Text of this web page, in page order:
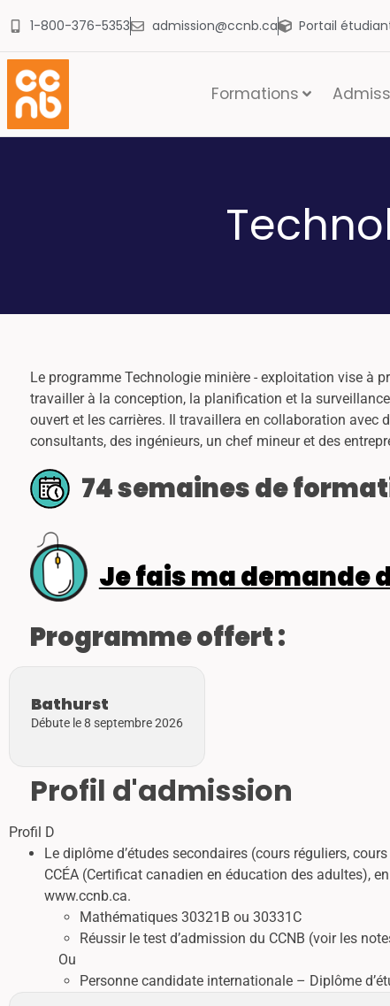
1-800-376-5353 admission@ccnb.ca Portail
Formations
Le programme Technologie minière - exploitation vise à
travailler à la conception, la planification et la
ouvert et les carrières. Il travaillera en collaboration avec
consultants, des ingénieurs, un chef mineur et des
74 semaines de
Je fais ma demande
Programme offert :
Bathurst
Débute le 8 septembre 2026
Profil d'admission
Profil D
Le diplôme d’études secondaires (cours réguliers,
CCÉA (Certificat canadien en éducation des adultes),
www.ccnb.ca.
Mathématiques 30321B ou 30331C
Réussir le test d’admission du CCNB (voir les
Ou
Personne candidate internationale – Diplôme